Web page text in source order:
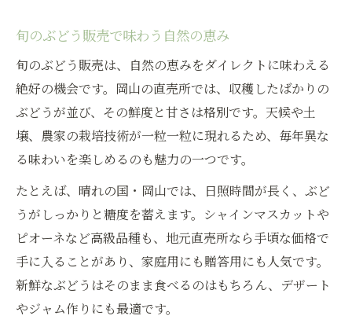
旬のぶどう販売で味わう自然の恵み
旬のぶどう販売は、自然の恵みをダイレクトに味わえる
絶好の機会です。岡山の直売所では、収穫したばかりの
ぶどうが並び、その鮮度と甘さは格別です。天候や土
壌、農家の栽培技術が一粒一粒に現れるため、毎年異な
る味わいを楽しめるのも魅力の一つです。
たとえば、晴れの国・岡山では、日照時間が長く、ぶど
うがしっかりと糖度を蓄えます。シャインマスカットや
ピオーネなど高級品種も、地元直売所なら手頃な価格で
手に入ることがあり、家庭用にも贈答用にも人気です。
新鮮なぶどうはそのまま食べるのはもちろん、デザート
やジャム作りにも最適です。